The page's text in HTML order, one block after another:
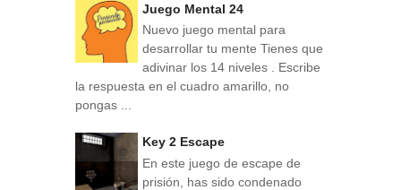
Juego Mental 24
Nuevo juego mental para
desarrollar tu mente Tienes que
adivinar los 14 niveles . Escribe
la respuesta en el cuadro amarillo, no
pongas ...
Key 2 Escape
En este juego de escape de
prisión, has sido condenado